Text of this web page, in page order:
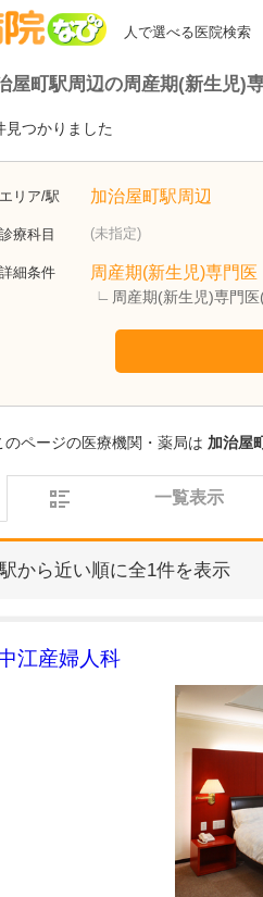
人で選べる医院検索
屋町駅周辺の周産期(新生児)
見つかりました
エリア/駅 加治屋町駅周辺
診療科目 (未指定)
詳細条件 周産期(新生児)専門医
周産期(新生児)専門
ページの医療機関・薬局は 加治屋
一覧表示
駅から近い順に全1件を表示
江産婦人科